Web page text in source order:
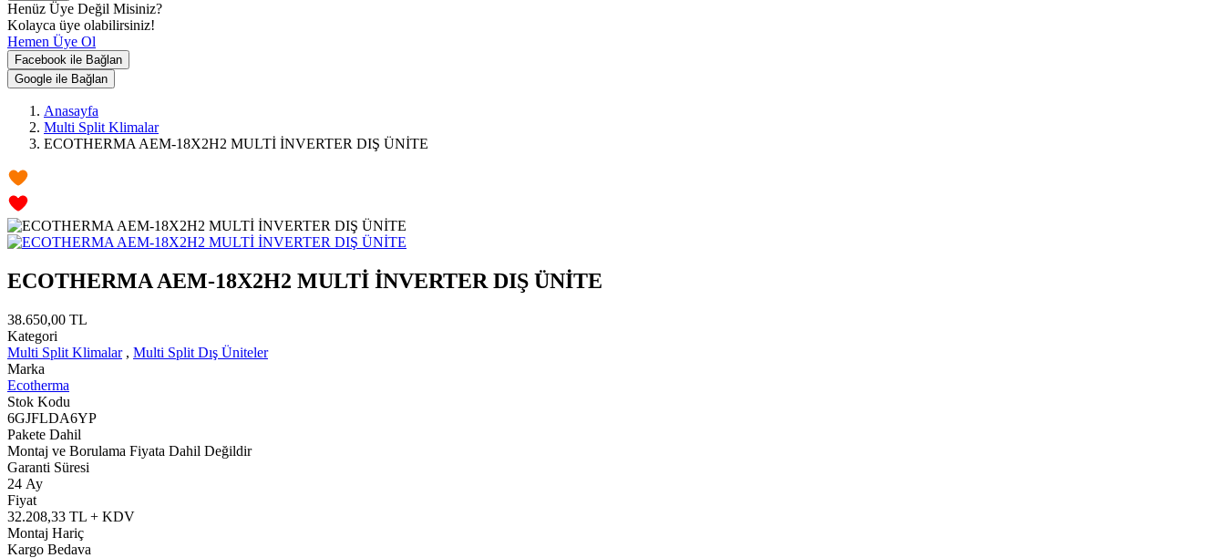
Henüz Üye Değil Misiniz?
Kolayca üye olabilirsiniz!
Hemen Üye Ol
Facebook ile Bağlan
Google ile Bağlan
Anasayfa
Multi Split Klimalar
ECOTHERMA AEM-18X2H2 MULTİ İNVERTER DIŞ ÜNİTE
ECOTHERMA AEM-18X2H2 MULTİ İNVERTER DIŞ ÜNİTE
38.650,00 TL
Kategori
Multi Split Klimalar , Multi Split Dış Üniteler
Marka
Ecotherma
Stok Kodu
6GJFLDA6YP
Pakete Dahil
Montaj ve Borulama Fiyata Dahil Değildir
Garanti Süresi
24 Ay
Fiyat
32.208,33 TL + KDV
Montaj Hariç
Kargo Bedava